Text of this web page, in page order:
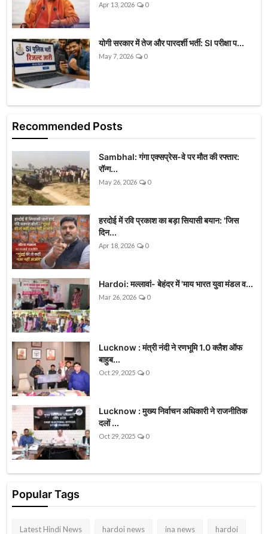
Apr 13, 2026 0
योगी सरकार में तेज और पारदर्शी भर्ती: SI परीक्षा प...
May 7, 2026 0
Recommended Posts
Sambhal: गंगा एक्सप्रेस-वे पर मौत की रफ्तार:
रॉन्ग...
May 26, 2026 0
हरदोई में रवि प्रकाश का बड़ा सियासी बयान: 'जिस
दिन...
Apr 18, 2026 0
Hardoi: मल्लावां- बेहंदर में 'माय भारत युवा मंडल व...
Mar 26, 2026 0
Lucknow : मंत्री नंदी ने रणभूमि 1.0 क्लैश ऑफ
बाहुब...
Oct 29, 2025 0
Lucknow : मुख्य निर्वाचन अधिकारी ने राजनीतिक
दलों ...
Oct 29, 2025 0
Popular Tags
Latest Hindi News hardoi news ina news hardoi